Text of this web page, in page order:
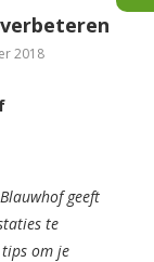
2018
geeft
te
om je